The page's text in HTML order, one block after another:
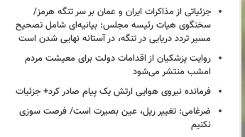
جزئیاتی از مذاکرات ایران و عمان بر سر تنگه هرمز/
سخنگوی هیات رئیسه مجلس: بیانیه‌ای شامل تصحیح
مسیر تردد دریایی در تنگه، در آستانه نهایی شدن است
روایت پزشکیان از اقدامات دولت برای معیشت مردم
امشب منتشر می‌شود
فرمانده نیروی هوایی ارتش یک پیام صادر کرد+ جزئیات
ضرغامی: تغییر ریل، عین بصیرت است/ فرصت سوزی
نکنیم